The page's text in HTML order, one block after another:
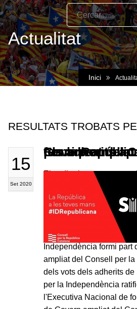
Inici
Actualitat
RESULTATS TROBATS
15
Set 2020
Els adherits aproven que SI formi part del Consell de Govern ampliat del Consell per la
Els adherits aproven que
Independència formi part
ampliat del Consell per
dels vots dels adherits
per la Independència
l'Executiva Nacional de